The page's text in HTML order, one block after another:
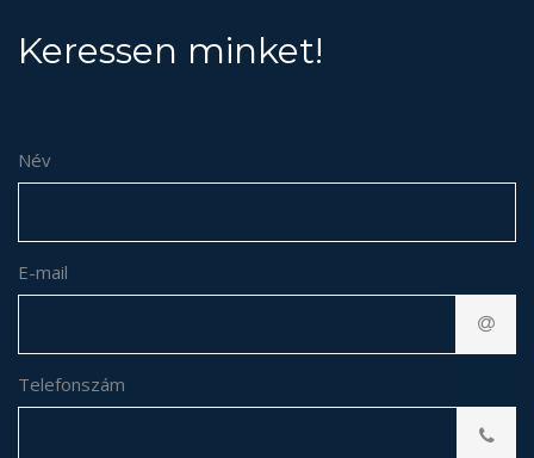
Keressen minket!
Név
E-mail
Telefonszám